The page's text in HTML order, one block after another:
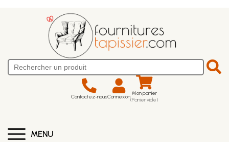
Contactez-nousConnexion Mon panier
(Panier vide)
MENU